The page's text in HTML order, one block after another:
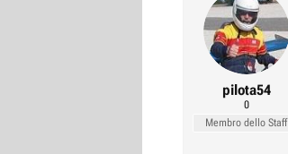
pilota54
0
Membro dello Staff